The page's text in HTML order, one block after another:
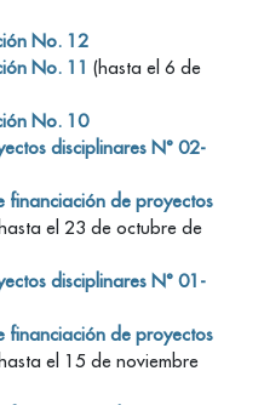
No. 12
No. 11 (hasta el 6 de
No. 10
disciplinares N° 02-
financiación de proyectos
el 23 de octubre de
disciplinares N° 01-
financiación de proyectos
el 15 de noviembre